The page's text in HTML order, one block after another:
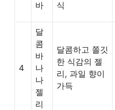
바
식
4
달
콤
바
나
나
젤
리
달콤하고 쫄깃
한 식감의 젤
리, 과일 향이
가득